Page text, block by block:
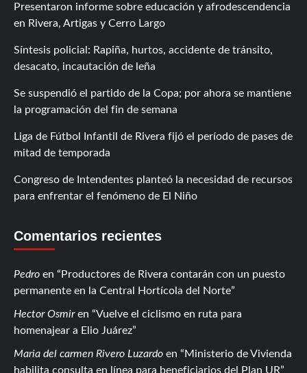
Presentaron informe sobre educación y afrodescendencia
en Rivera, Artigas y Cerro Largo
Síntesis policial: Rapiña, hurtos, accidente de tránsito,
desacato, incautación de leña
Se suspendió el partido de la Copa; por ahora se mantiene
la programación del fin de semana
Liga de Fútbol Infantil de Rivera fijó el período de pases de
mitad de temporada
Congreso de Intendentes planteó la necesidad de recursos
para enfrentar el fenómeno de El Niño
Comentarios recientes
Pedro en
Productores de Rivera contarán con un puesto
permanente en la Central Hortícola del Norte
Hector Osmiren
Vuelve el ciclismo en ruta para
homenajear a Elio Juárez
Maria del carmen Rivero Luzardo en
Ministerio de Vivienda
habilita consulta en línea para beneficiarios del Plan UR